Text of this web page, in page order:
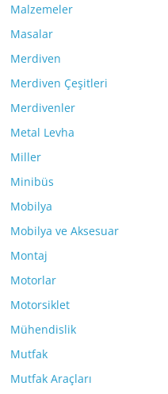
Malzemeler
Masalar
Merdiven
Merdiven Çeşitleri
Merdivenler
Metal Levha
Miller
Minibüs
Mobilya
Mobilya ve Aksesuar
Montaj
Motorlar
Motorsiklet
Mühendislik
Mutfak
Mutfak Araçları